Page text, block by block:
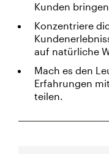
Kunden
Konzentriere
auf natürliche
Mach es den
Erfahrungen
teilen.